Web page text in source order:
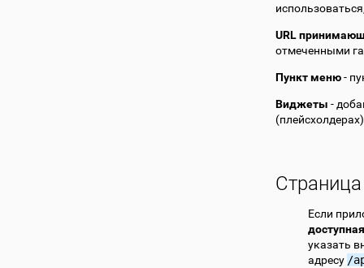
URL
отмеченными
Пункт меню-
Виджеты -
Если
указать
адресу /